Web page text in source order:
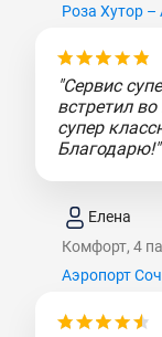
Роза Хутор
"Сервис
встретил
супер
Благодарю!"
Елена
Комфорт, 4
Аэропорт